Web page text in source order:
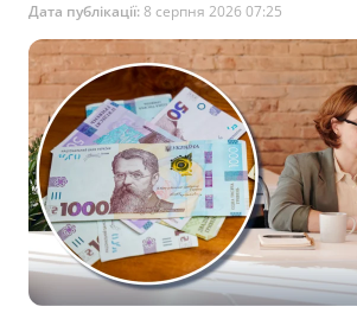
Дата публікації:8 серпня 2026 07:25